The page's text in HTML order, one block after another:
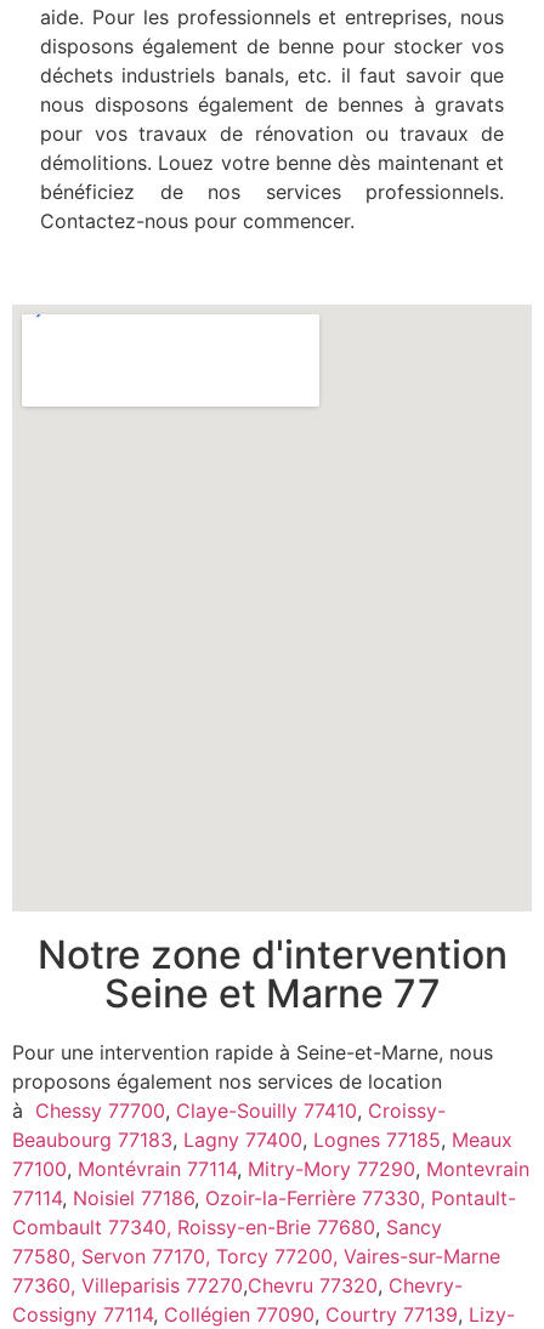
aide. Pour les professionnels et entreprises, nous
disposons également de benne pour stocker vos
déchets industriels banals, etc. il faut savoir que
nous disposons également de bennes à gravats
pour vos travaux de rénovation ou travaux de
démolitions. Louez votre benne dès maintenant et
bénéficiez de nos services professionnels.
Contactez-nous pour commencer.
Notre zone d'intervention
Seine et Marne 77
Pour une intervention rapide à Seine-et-Marne, nous
proposons également nos services de location
à Chessy 77700, Claye-Souilly 77410, Croissy-
Beaubourg 77183, Lagny 77400, Lognes 77185, Meaux
77100, Montévrain 77114, Mitry-Mory 77290, Montevrain
77114, Noisiel 77186, Ozoir-la-Ferrière 77330, Pontault-
Combault 77340, Roissy-en-Brie 77680, Sancy
77580, Servon 77170, Torcy 77200, Vaires-sur-Marne
77360, Villeparisis 77270,Chevru 77320, Chevry-
Cossigny 77114, Collégien 77090, Courtry 77139, Lizy-